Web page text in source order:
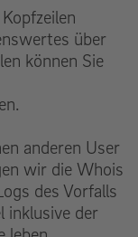
über
können Sie
anderen User
wir die Whois
des Vorfalls
inklusive der